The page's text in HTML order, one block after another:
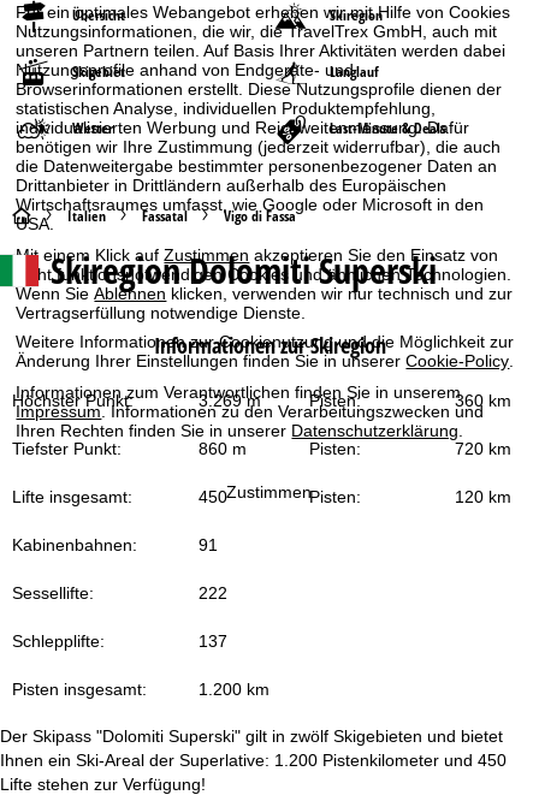
Für ein optimales Webangebot erheben wir mit Hilfe von Cookies
Nutzungsinformationen, die wir, die TravelTrex GmbH, auch mit
unseren Partnern teilen. Auf Basis Ihrer Aktivitäten werden dabei
Nutzungsprofile anhand von Endgeräte- und
Browserinformationen erstellt. Diese Nutzungsprofile dienen der
statistischen Analyse, individuellen Produktempfehlung,
individualisierten Werbung und Reichweitenmessung. Dafür
benötigen wir Ihre Zustimmung (jederzeit widerrufbar), die auch
die Datenweitergabe bestimmter personenbezogener Daten an
Drittanbieter in Drittländern außerhalb des Europäischen
Wirtschaftsraumes umfasst, wie Google oder Microsoft in den
USA.
Mit einem Klick aufZustimmen akzeptieren Sie den Einsatz von
nicht funktionsnotwendigen Cookies und ähnlichen Technologien.
Wenn SieAblehnen klicken, verwenden wir nur technisch und zur
Vertragserfüllung notwendige Dienste.
Weitere Informationen zur Cookienutzung und die Möglichkeit zur
Änderung Ihrer Einstellungen finden Sie in unsererCookie-Policy
Informationen zum Verantwortlichen finden Sie in unserem
Impressum. Informationen zu den Verarbeitungszwecken und
Ihren Rechten finden Sie in unserer Datenschutzerklärung
Zustimmen
Übersicht Skiregion
Skigebiet Langlauf
Wetter Last-Minute & Deals
S
t
a
r
t
s
Italien Fassatal Vigo di Fassa
Skiregion Dolomiti Superski
Informationen zur Skiregion
Höchster Punkt: 3.269 m Pisten: 360 km
Tiefster Punkt: 860 m Pisten: 720 km
Lifte insgesamt: 450 Pisten: 120 km
Kabinenbahnen: 91
Sessellifte: 222
Schlepplifte: 137
Pisten insgesamt: 1.200 km
Der Skipass "Dolomiti Superski" gilt in zwölf Skigebieten und bietet
Ihnen ein Ski-Areal der Superlative: 1.200 Pistenkilometer und 450
Lifte stehen zur Verfügung!